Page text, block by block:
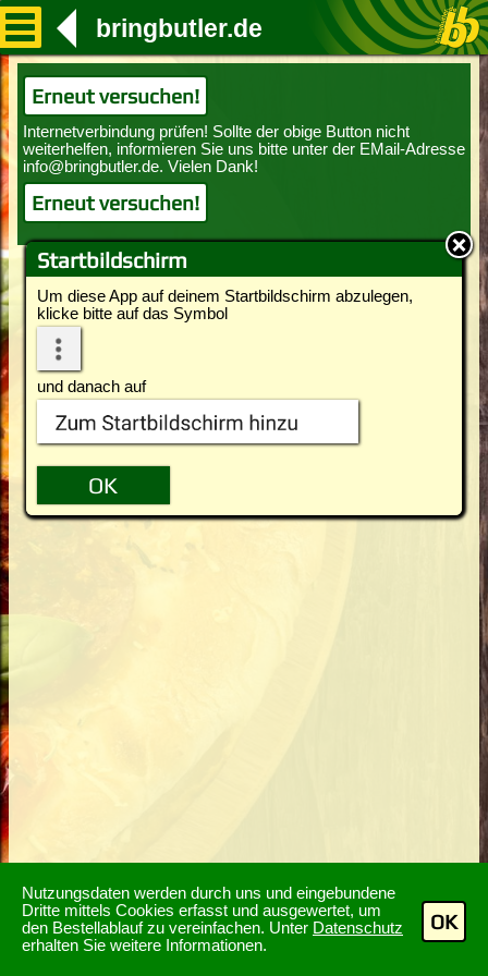
Nutzungsdaten werden durch uns und eingebundene
Dritte mittels Cookies erfasst und ausgewertet, um
den Bestellablauf zu vereinfachen. Unter Datenschutz
erhalten Sie weitere Informationen.
OK
Startbildschirm
Um diese App auf deinem Startbildschirm abzulegen,
klicke bitte auf das Symbol
und danach auf
bringbutler.de
Erneut versuchen!
Erneut versuchen!